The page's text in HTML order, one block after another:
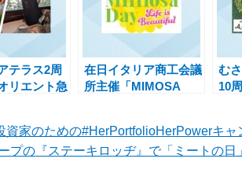
テラス2周
リエント急
中
在日イタリア商工会議
所主催「MIMOSA
ン
む
10
家のための#HerPortfolioHerPowerキ
プの『ステーキロッヂ』で「ミートの